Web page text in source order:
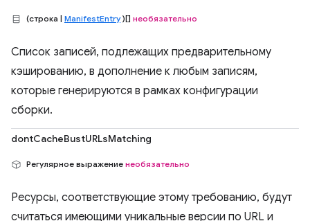
(строка | ManifestEntry)[] необязательно
Список записей, подлежащих предварительному
кэшированию, в дополнение к любым записям,
которые генерируются в рамках конфигурации
сборки.
dontCacheBustURLsMatching
Регулярное выражение необязательно
Ресурсы, соответствующие этому требованию, будут
считаться имеющими уникальные версии по URL и